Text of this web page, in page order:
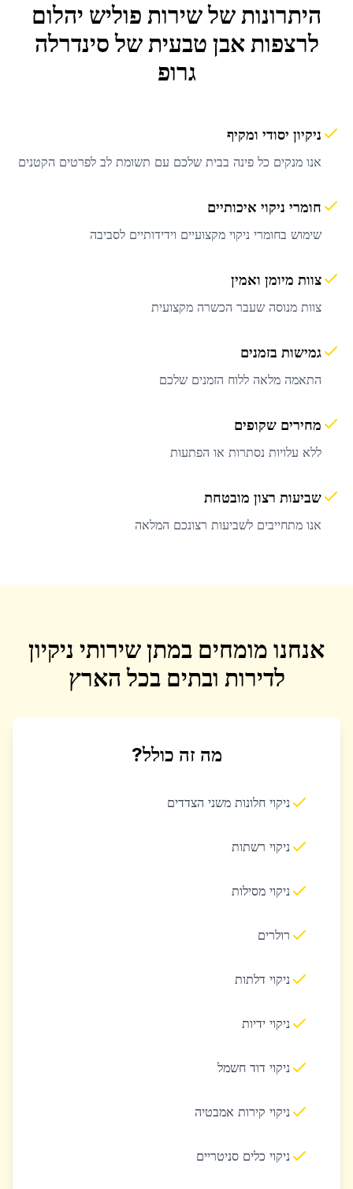
היתרונות של שירות פוליש יהלום
לרצפות אבן טבעית של סינדרלה
גרופ
ניקיון יסודי ומקיף
אנו מנקים כל פינה בבית שלכם עם תשומת לב לפרטים הקטנים
חומרי ניקוי איכותיים
שימוש בחומרי ניקוי מקצועיים וידידותיים לסביבה
צוות מיומן ואמין
צוות מנוסה שעבר הכשרה מקצועית
גמישות בזמנים
התאמה מלאה ללוח הזמנים שלכם
מחירים שקופים
ללא עלויות נסתרות או הפתעות
שביעות רצון מובטחת
אנו מתחייבים לשביעות רצונכם המלאה
אנחנו מומחים במתן שירותי ניקיון
לדירות ובתים בכל הארץ
מה זה כולל?
ניקוי חלונות משני הצדדים
ניקוי רשתות
ניקוי מסילות
רולרים
ניקוי דלתות
ניקוי ידיות
ניקוי דוד חשמל
ניקוי קירות אמבטיה
ניקוי כלים סניטריים